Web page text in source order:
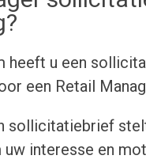
heeft u een
een Retail
sollicitatiebrief
uw interesse en